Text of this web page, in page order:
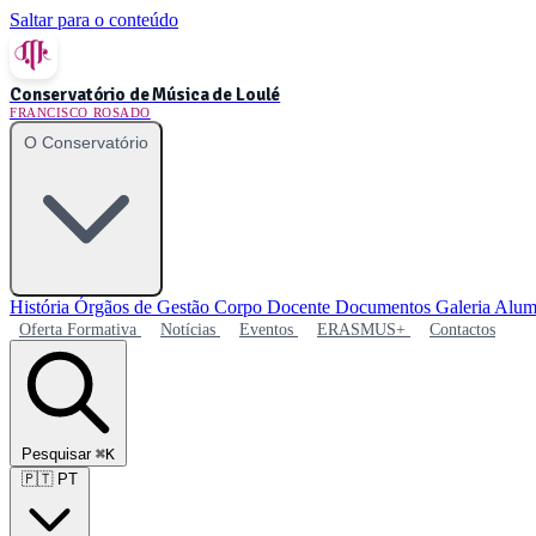
Saltar para o conteúdo
Conservatório de Música de Loulé
FRANCISCO ROSADO
O Conservatório
História Órgãos de Gestão Corpo Docente Documentos Galeria
Oferta Formativa Notícias Eventos ERASMUS+ Contactos
Pesquisar ⌘K
🇵🇹 PT